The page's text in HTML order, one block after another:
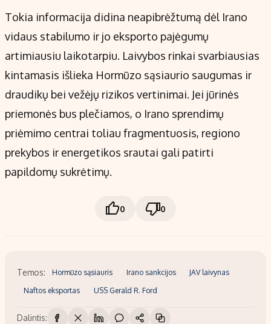
Tokia informacija didina neapibrėžtumą dėl Irano
vidaus stabilumo ir jo eksporto pajėgumų
artimiausiu laikotarpiu. Laivybos rinkai svarbiausias
kintamasis išlieka Hormūzo sąsiaurio saugumas ir
draudikų bei vežėjų rizikos vertinimai. Jei jūrinės
priemonės bus plečiamos, o Irano sprendimų
priėmimo centrai toliau fragmentuosis, regiono
prekybos ir energetikos srautai gali patirti
papildomų sukrėtimų.
0 0
Temos: Hormūzo sąsiauris Irano sankcijos JAV laivynas
Naftos eksportas USS Gerald R. Ford
Dalintis: